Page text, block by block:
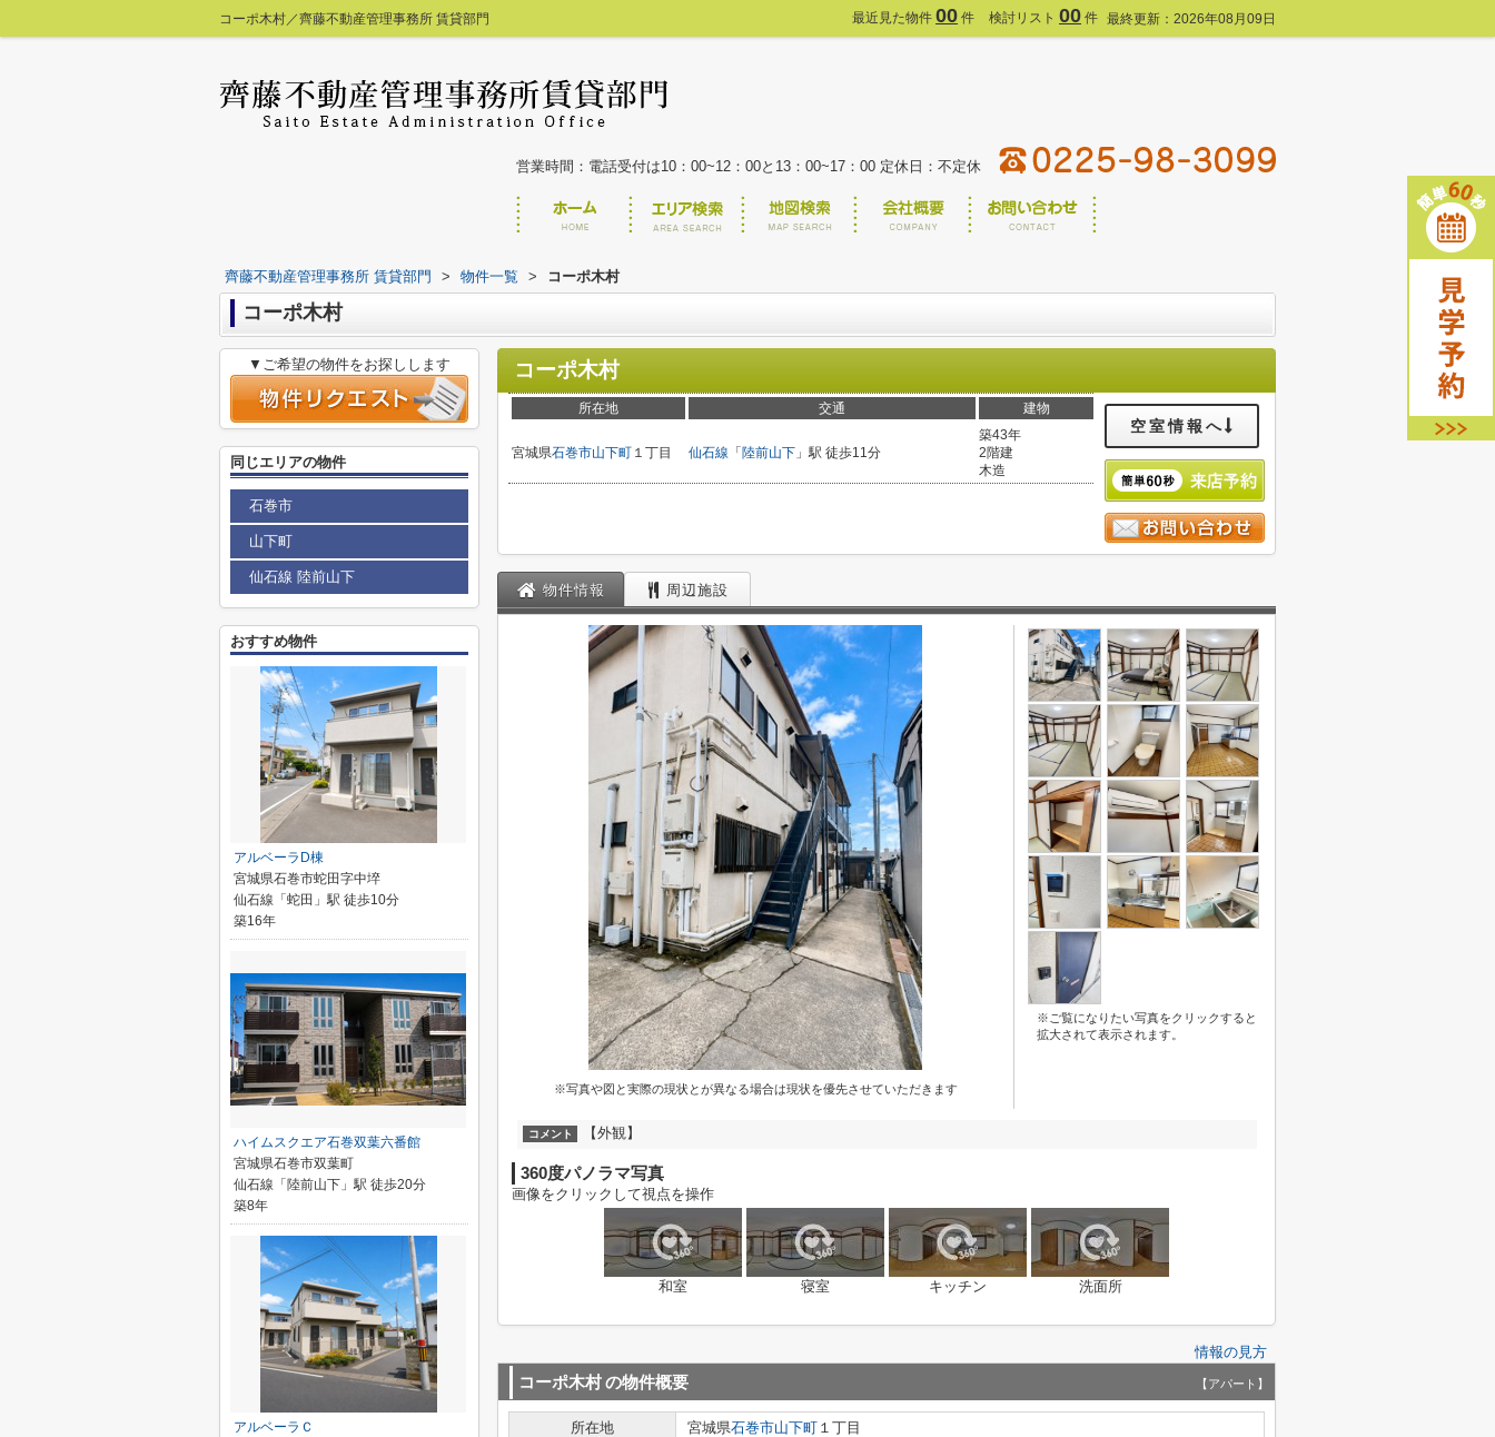
コーポ木村／齊藤不動産管理事務所 賃貸部門 最近見た物件 00 件 検討リスト 00 件 最終更新：2026年08月09日
営業時間：電話受付は10：00~12：00と13：00~17：00 定休日：不定休
齊藤不動産管理事務所 賃貸部門 > 物件一覧 > コーポ木村
コーポ木村
コーポ木村
所在地 交通 建物
宮城県石巻市山下町 １丁目 仙石線 「 陸前山下 」駅 徒歩11分
築43年
2階建
木造
空室情報へ
物件情報 周辺施設
※写真や図と実際の現状とが異なる場合は現状を優先させていただきます
※ご覧になりたい写真をクリックすると
拡大されて表示されます。
コメント 【外観】
360度パノラマ写真
画像をクリックして視点を操作
和室 寝室 キッチン 洗面所
情報の見方
コーポ木村の物件概要 【アパート】
所在地 宮城県石巻市山下町 １丁目
▼ご希望の物件をお探しします
同じエリアの物件
石巻市
山下町
仙石線 陸前山下
おすすめ物件
アルベーラD棟
宮城県石巻市蛇田字中埣
仙石線「蛇田」駅 徒歩10分
築16年
ハイムスクエア石巻双葉六番館
宮城県石巻市双葉町
仙石線「陸前山下」駅 徒歩20分
築8年
アルベーラＣ